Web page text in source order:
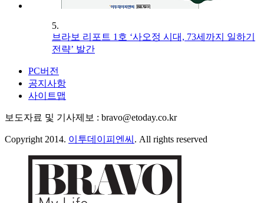
5.
브라보 리포트 1호 ‘사오정 시대, 73세까지 일하기
전략’ 발간
PC버전
공지사항
사이트맵
보도자료 및 기사제보 : bravo@etoday.co.kr
Copyright 2014. 이투데이피엔씨 . All rights reserved